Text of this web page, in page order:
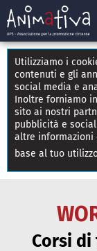
Utilizziamo i
contenuti e gli
social media e
Inoltre forniamo
sito ai nostri
pubblicità e
altre informazioni
base al tuo
Corsi